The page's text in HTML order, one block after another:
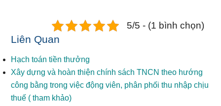
5/5 - (1 bình chọn)
Liên Quan
Hạch toán tiền thưởng
Xây dựng và hoàn thiện chính sách TNCN theo hướng
công bằng trong việc động viên, phân phối thu nhập chịu
thuế ( tham khảo)